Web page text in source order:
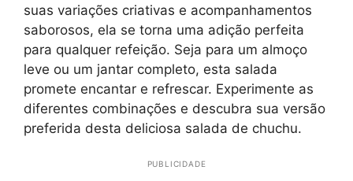
suas variações criativas e acompanhamentos
saborosos, ela se torna uma adição perfeita
para qualquer refeição. Seja para um almoço
leve ou um jantar completo, esta salada
promete encantar e refrescar. Experimente as
diferentes combinações e descubra sua versão
preferida desta deliciosa salada de chuchu.
PUBLICIDADE